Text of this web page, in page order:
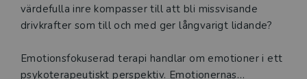
värdefulla inre kompasser till att bli missvisande
drivkrafter som till och med ger långvarigt lidande?
Emotionsfokuserad terapi handlar om emotioner i ett
psykoterapeutiskt perspektiv. Emotionernas